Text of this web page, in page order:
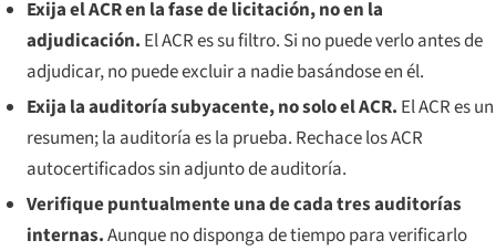
Exija el ACR en la fase de licitación, no en la
adjudicación. El ACR es su filtro. Si no puede verlo antes de
adjudicar, no puede excluir a nadie basándose en él.
Exija la auditoría subyacente, no solo el ACR. El ACR es un
resumen; la auditoría es la prueba. Rechace los ACR
autocertificados sin adjunto de auditoría.
Verifique puntualmente una de cada tres auditorías
internas.Aunque no disponga de tiempo para verificarlo